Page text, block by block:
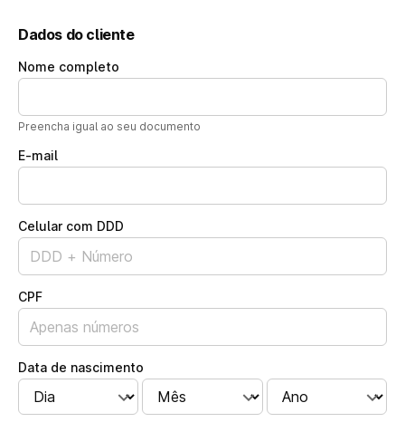
Dados do cliente
Nome completo
Preencha igual ao seu documento
E-mail
Celular com DDD
CPF
Data de nascimento